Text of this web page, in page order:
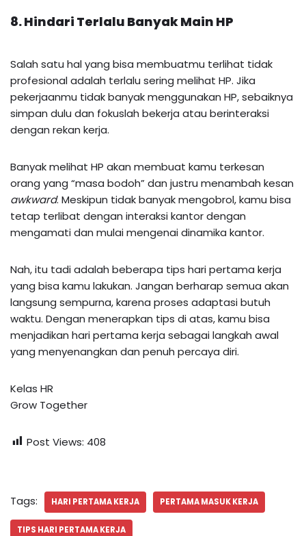
8. Hindari Terlalu Banyak Main HP
Salah satu hal yang bisa membuatmu terlihat tidak
profesional adalah terlalu sering melihat HP. Jika
pekerjaanmu tidak banyak menggunakan HP, sebaiknya
simpan dulu dan fokuslah bekerja atau berinteraksi
dengan rekan kerja.
Banyak melihat HP akan membuat kamu terkesan
orang yang “masa bodoh” dan justru menambah kesan
awkward. Meskipun tidak banyak mengobrol, kamu bisa
tetap terlibat dengan interaksi kantor dengan
mengamati dan mulai mengenai dinamika kantor.
Nah, itu tadi adalah beberapa tips hari pertama kerja
yang bisa kamu lakukan. Jangan berharap semua akan
langsung sempurna, karena proses adaptasi butuh
waktu. Dengan menerapkan tips di atas, kamu bisa
menjadikan hari pertama kerja sebagai langkah awal
yang menyenangkan dan penuh percaya diri.
Kelas HR
Grow Together
Post Views: 408
Tags: HARI PERTAMA KERJA PERTAMA MASUK KERJA
TIPS HARI PERTAMA KERJA